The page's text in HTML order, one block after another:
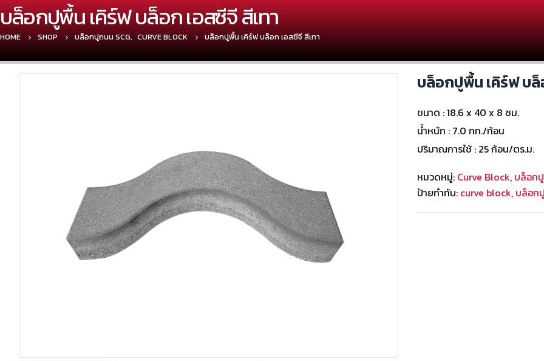
บล็อกปูพื้น เคิร์ฟ บล็อก เอสซีจี สีเทา
HOME SHOP บล็อกปูถนน SCG, CURVE BLOCK บล็อกปูพื้น เคิร์ฟ บล็อก เอสซีจี สีเทา
บล็อกปูพื้น เคิร์ฟ บล็
ขนาด : 18.6 x 40 x 8 ซม.
น้ำหนัก : 7.0 กก./ก้อน
ปริมาณการใช้ : 25 ก้อน/ตร.ม.
หมวดหมู่: Curve Block, บล็อก
ป้ายกำกับ: curve block, บล็อก